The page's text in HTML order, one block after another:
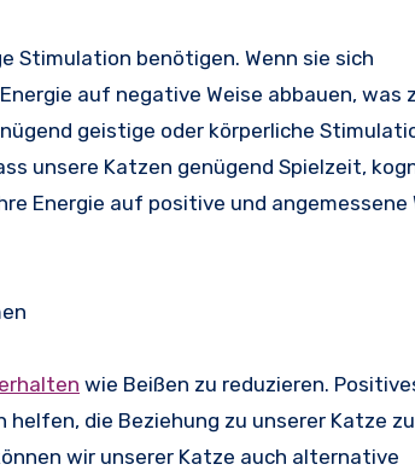
Stimulation benötigen. Wenn sie sich
auf negative Weise abbauen, was
geistige oder körperliche
unsere Katzen genügend Spielzeit,
Energie auf positive und angemessene
wie Beißen zu reduzieren.
die Beziehung zu unserer Katze zu
wir unserer Katze auch alternative